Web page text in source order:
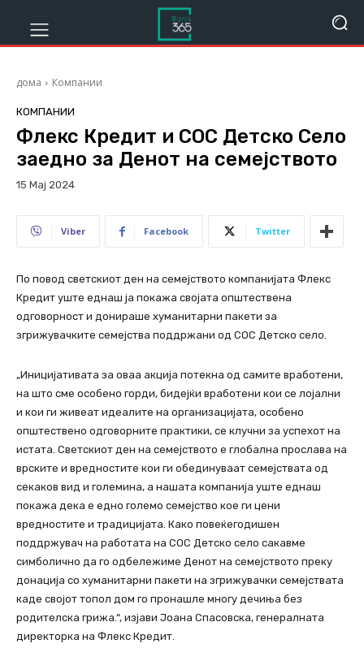
дома Компании
КОМПАНИИ
Флекс Кредит и СОС Детско Село
заедно за Денот на семејството
15 Мај 2024
Viber Facebook Twitter
По повод светскиот ден на семејството компанијата Флекс
Кредит уште еднаш ја покажа својата општествена
одговорност и донираше хуманитарни пакети за
згрижувачките семејства поддржани од СОС Детско село.
„Иницијативата за оваа акција потекна од самите вработени,
на што сме особено горди, бидејќи вработени кои се лојални
и кои ги живеат идеалите на организацијата, особено
општествено одговорните практики, се клучни за успехот на
истата. Светскиот ден на семејството е глобална прослава на
врските и вредностите кои ги обединуваат семејствата од
секаков вид и големина, а нашата компанија уште еднаш
покажа дека е едно големо семејство кое ги цени
вредностите и традицијата. Како повеќегодишен
поддржувач на работата на СОС Детско село сакавме
симболично да го одбележиме Денот на семејството преку
донација со хуманитарни пакети на згрижувачки семејствата
каде својот топол дом го пронашле многу дечиња без
родителска грижа.“, изјави Јоана Спасовска, генералната
директорка на Флекс Кредит.